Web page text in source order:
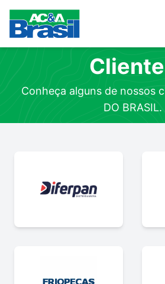
Conheça alguns de nossos
DO BRASIL.